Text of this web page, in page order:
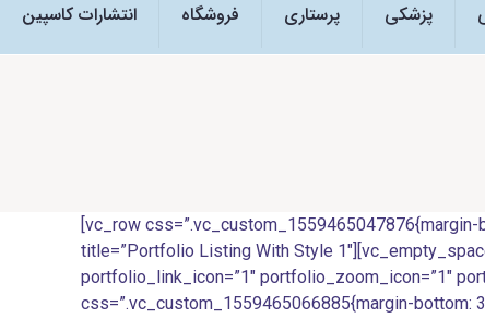
انتشارات کاسپین فروشگاه پرستاری پزشکی
[vc_row
title=”Portfolio Listing With Style
portfolio_link_icon=”1″ portfolio_zoom_icon=”1″
css=”.vc_custom_1559465066885{margin-bottom: